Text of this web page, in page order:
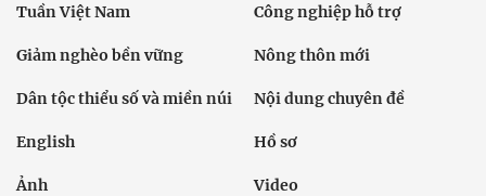
Tuần Việt Nam Công nghiệp hỗ trợ
Giảm nghèo bền vững Nông thôn mới
Dân tộc thiểu số và miền núi Nội dung chuyên đề
English Hồ sơ
Ảnh Video